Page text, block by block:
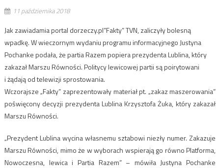
11 października 2018
Jak zawiadamia portal dorzeczy.pl”Fakty” TVN, zaliczyły bolesną
wpadkę. W wieczornym wydaniu programu informacyjnego Justyna
Pochanke podała, że partia Razem popiera prezydenta Lublina, który
zakazał Marszu Równości. Politycy lewicowej partii są poirytowani
i żądają od telewizji sprostowania.
Wczorajsze „Fakty” zaprezentowały materiał pt. „zakaz maszerowania”
poświęcony decyzji prezydenta Lublina Krzysztofa Żuka, który zakazał
Marszu Równości.
„Prezydent Lublina wycina własnemu sztabowi niezły numer. Zakazuje
Marszu Równości, mimo że w wyborach wspierają go równo Platforma,
Nowoczesna, lewica i Partia Razem” – mówiła Justyna Pochanke